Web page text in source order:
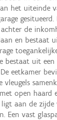
het uiteinde
de
en bestaat
bestaat uit
eetkamer
vleugels
open haard
aan de zijde
Een vast